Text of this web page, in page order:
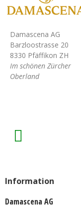
Damascena AG
Barzloostrasse 20
8330 Pfäffikon ZH
Im schönen Zürcher
Oberland
Information
Damascena AG